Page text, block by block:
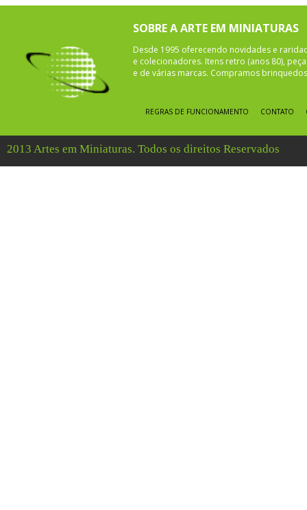
SOBRE A ARTE EM MINIATURAS
Desde 1995 oferecendo novidades e
e colecionadores. Itens retro (anos 80),
e de várias marcas. Compramos
REGRAS DE FUNCIONAMENTO CONTATO
2013 Artes em Miniaturas. Todos os direitos Reservados